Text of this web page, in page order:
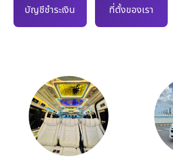
บัญชีชำระเงิน ที่ตั้งของเรา